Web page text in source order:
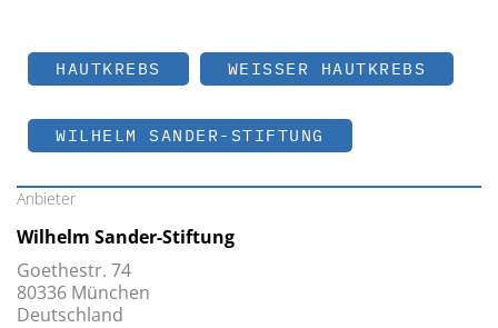
HAUTKREBS WEISSER HAUTKREBS
WILHELM SANDER-STIFTUNG
Anbieter
Wilhelm Sander-Stiftung
Goethestr. 74
80336 München
Deutschland